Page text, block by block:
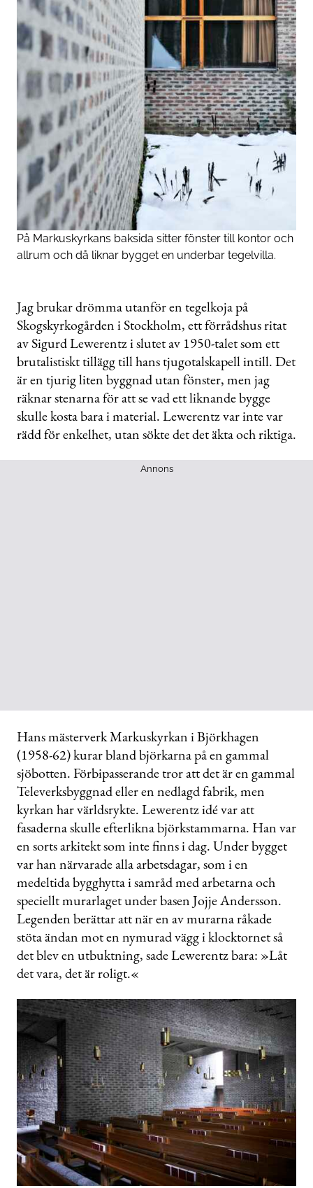
På Markuskyrkans baksida sitter fönster till kontor och
allrum och då liknar bygget en underbar tegelvilla.
Jag brukar drömma utanför en tegelkoja på
Skogskyrkogården i Stockholm, ett förrådshus ritat
av Sigurd Lewerentz i slutet av 1950-talet som ett
brutalistiskt tillägg till hans tjugotalskapell intill. Det
är en tjurig liten byggnad utan fönster, men jag
räknar stenarna för att se vad ett liknande bygge
skulle kosta bara i material. Lewerentz var inte var
rädd för enkelhet, utan sökte det det äkta och riktiga.
Annons
Hans mästerverk Markuskyrkan i Björkhagen
(1958-62) kurar bland björkarna på en gammal
sjöbotten. Förbipasserande tror att det är en gammal
Televerksbyggnad eller en nedlagd fabrik, men
kyrkan har världsrykte. Lewerentz idé var att
fasaderna skulle efterlikna björkstammarna. Han var
en sorts arkitekt som inte finns i dag. Under bygget
var han närvarade alla arbetsdagar, som i en
medeltida bygghytta i samråd med arbetarna och
speciellt murarlaget under basen Jojje Andersson.
Legenden berättar att när en av murarna råkade
stöta ändan mot en nymurad vägg i klocktornet så
det blev en utbuktning, sade Lewerentz bara: »Låt
det vara, det är roligt.«